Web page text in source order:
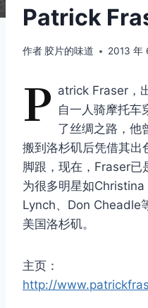
Patrick
作者 胶片的味道 2013 年
P atrick Fraser，
自一人骑摩托车
了丝绸之路，他
搬到洛杉矶后凭借其出
脚跟，现在，Fraser已
为很多明星如
Lynch、Don Cheadle
美国洛杉矶。
主页：
http://